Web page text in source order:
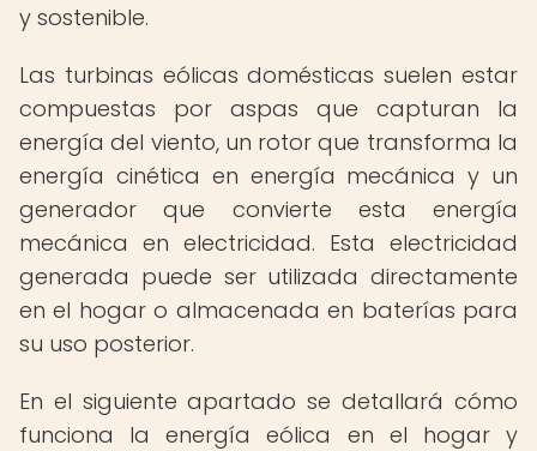
y sostenible.
Las turbinas eólicas domésticas suelen estar
compuestas por aspas que capturan la
energía del viento, un rotor que transforma la
energía cinética en energía mecánica y un
generador que convierte esta energía
mecánica en electricidad. Esta electricidad
generada puede ser utilizada directamente
en el hogar o almacenada en baterías para
su uso posterior.
En el siguiente apartado se detallará cómo
funciona la energía eólica en el hogar y